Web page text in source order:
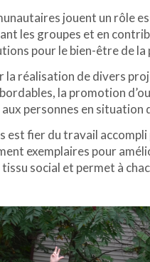
jouent un rôle
les groupes et en
pour le bien-être de
la réalisation de divers
la promotion
personnes en situation
est fier du travail
exemplaires pour
social et permet à